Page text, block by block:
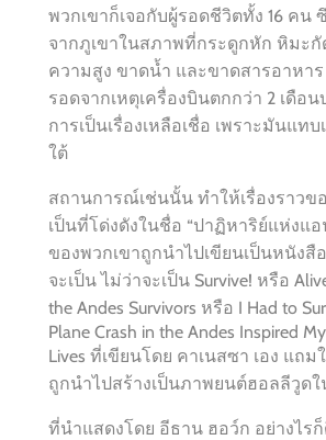
พวกเขาก็เจอกับผู้รอดชีวิตทั้ง 16 คน
จากภูเขาในสภาพที่กระดูกหัก หิมะกั
ความสูง ขาดน้ำ และขาดสารอาหาร
รอดจากเหตุเครื่องบินตกกว่า 2 เดือ
การเป็นเรื่องเหลือเชื่อ เพราะมันแท
ใต้
สถานการณ์เช่นนั้น ทำให้เรื่องราวข
เป็นที่โด่งดังในชื่อ “ปาฏิหาริย์แห่งแอ
ของพวกเขาถูกนำไปเขียนเป็นหนังสื
จะเป็น ไม่ว่าจะเป็น Survive! หรือ
the Andes Survivors หรือ I Had to
Plane Crash in the Andes Inspired
Lives ที่เขียนโดย คาเนสซา เอง แถม
ถูกนำไปสร้างเป็นภาพยนต์ฮอลลีวูดใ
ที่นำแสดงโดย อีธาน ฮอว์ก อย่างไร